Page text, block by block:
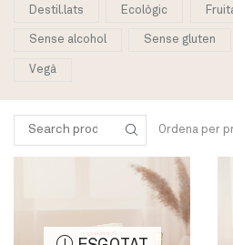
Cercar:
Destil.lats Ecològic
Sense alcohol Sense gluten
Vegà